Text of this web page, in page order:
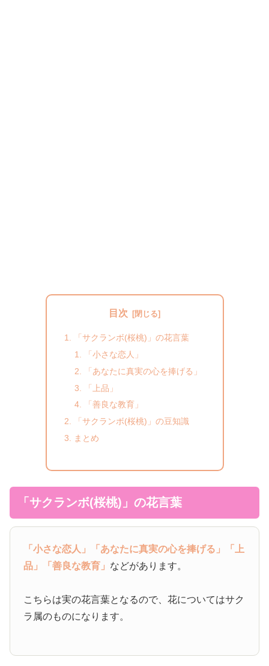
目次
「サクランボ(桜桃)」の花言葉
「小さな恋人」
「あなたに真実の心を捧げる」
「上品」
「善良な教育」
「サクランボ(桜桃)」の豆知識
まとめ
「サクランボ(桜桃)」の花言葉
「小さな恋人」 「あなたに真実の心を捧げる」
「上
品」
「善良な教育」 などがあります。
こちらは実の花言葉となるので、花についてはサク
ラ属のものになります。